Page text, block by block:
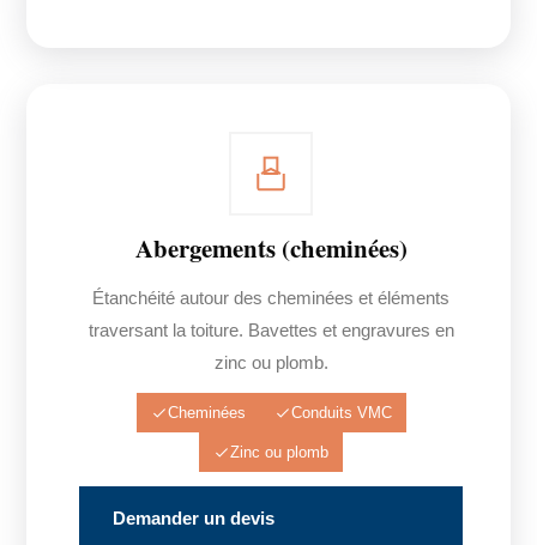
Abergements (cheminées)
Étanchéité autour des cheminées et éléments
traversant la toiture. Bavettes et engravures en
zinc ou plomb.
Cheminées Conduits VMC
Zinc ou plomb
Demander un devis